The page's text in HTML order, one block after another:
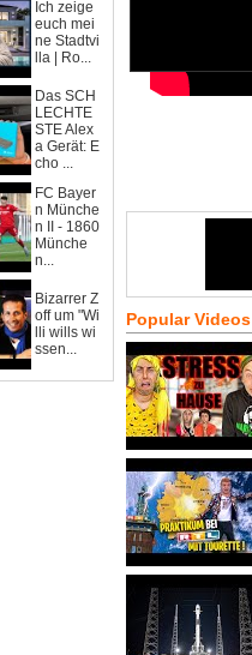
Ich zeige
euch mei
ne Stadtvi
lla | Ro...
Das SCH
LECHTE
STE Alex
a Gerät: E
cho ...
FC Bayer
n Münche
n II - 1860
Münche
n...
Bizarrer Z
off um "Wi
lli wills wi
ssen...
Popular Videos